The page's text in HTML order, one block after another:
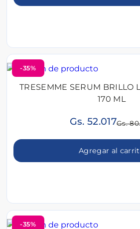
-35%
TRESEMME SERUM BRILLO
170 ML
Gs. 52.017Gs.
Agregar al
-35%